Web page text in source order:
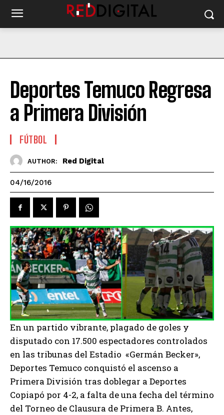
Deportes Temuco Regresa
a Primera División
FÚTBOL
AUTHOR: Red Digital
04/16/2016
En un partido vibrante, plagado de goles y
disputado con 17.500 espectadores controlados
en las tribunas del Estadio «Germán Becker»,
Deportes Temuco conquistó el ascenso a
Primera División tras doblegar a Deportes
Copiapó por 4-2, a falta de una fecha del término
del Torneo de Clausura de Primera B. Antes,